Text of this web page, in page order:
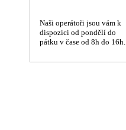
Naši operátoři jsou vám k
dispozici od pondělí do
pátku v čase od 8h do 16h.